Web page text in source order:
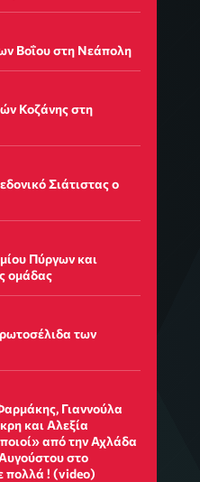
Βοΐου στη Νεάπολη
Κοζάνης στη
Σιάτιστας ο
Πύργων και
ομάδας
των
Γιαννούλα
και Αλεξία
από την Αχλάδα
στο
πολλά ! (video)